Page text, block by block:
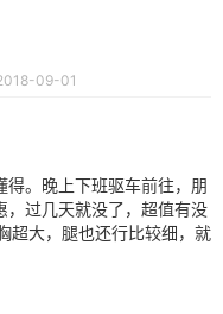
09-01
得。晚上下班驱车前往，朋
，过几天就没了，超值有没
超大，腿也还行比较细，就